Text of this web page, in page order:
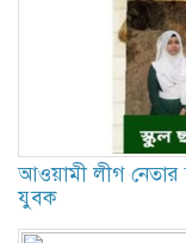
আওয়ামী লীগ নেতার
যুবক